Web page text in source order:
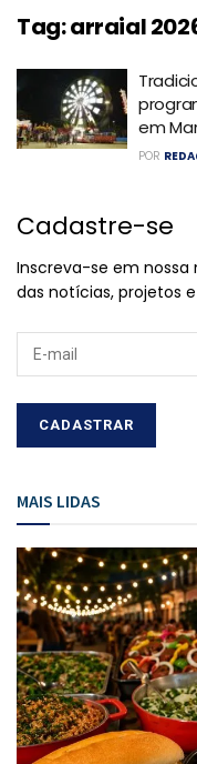
Tag:arraial
em
POR
Cadastre-se
Inscreva-se em
das notícias, projetos
MAIS LIDAS